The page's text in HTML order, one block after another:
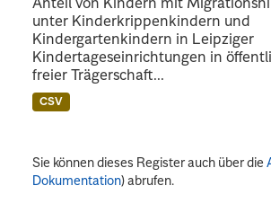
Anteil von Kindern mit
unter Kinderkrippenkindern und
Kindergartenkindern in Leipziger
Kindertageseinrichtungen in
freier Trägerschaft...
CSV
Sie können dieses Register auch über die
Dokumentation) abrufen.